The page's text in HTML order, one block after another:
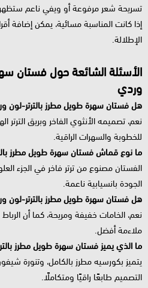
تسريحة شعر مرفوعة أو ويفي ناعم
إذا كانت المناسبة مسائية، يمكن إضافة
الإطلالة.
الأسئلة الشائعة حول فستان
وردي
هل فستان سهرة طويل مطرز بالترتر-لون
نعم، تصميمه الأنثوي الفاخر وبريق الترتر
للخطوبة والسهرات الراقية.
ما نوع قماش فستان سهرة طويل مطرز
الفستان مصنوع من ترتر فاخر في الجزء
الجودة بانسيابية ناعمة.
هل فستان سهرة طويل مطرز بالترتر-لون
نعم، الخامات خفيفة ومريحة، كما أن
ملاءمة أفضل.
ما الذي يميز فستان سهرة طويل مطرز
يتميز بكورسيه مطرز بالكامل، وتنورة
التصميم طابعًا راقيًا ومتكاملًا.